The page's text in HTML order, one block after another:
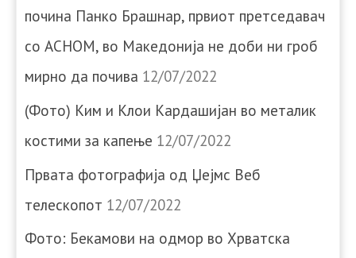
почина Панко Брашнар, првиот претседавач
со АСНОМ, во Македонија не доби ни гроб
мирно да почива 12/07/2022
(Фото) Ким и Клои Кардашијан во металик
костими за капење 12/07/2022
Првата фотографија од Џејмс Веб
телескопот 12/07/2022
Фото: Бекамови на одмор во Хрватска